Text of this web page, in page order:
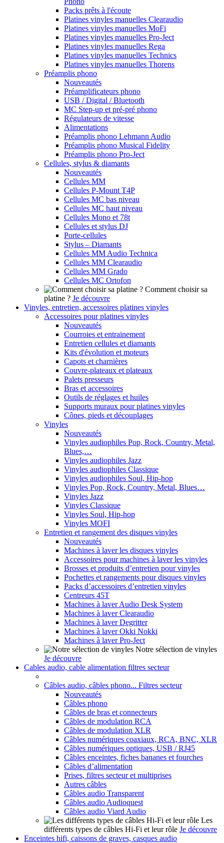
Packs prêts à l'écoute
Platines vinyles manuelles Clearaudio
Platines vinyles manuelles MoFi
Platines vinyles manuelles Pro-Ject
Platines vinyles manuelles Rega
Platines vinyles manuelles Technics
Platines vinyles manuelles Thorens
Préamplis phono
Nouveautés
Préamplificateurs phono
USB / Digital / Bluetooth
MC Step-up et pré-pré phono
Régulateurs de vitesse
Alimentations
Préamplis phono Lehmann Audio
Préamplis phono Musical Fidelity
Préamplis phono Pro-Ject
Cellules, stylus & diamants
Nouveautés
Cellules MM
Cellules P-Mount T4P
Cellules MC bas niveau
Cellules MC haut niveau
Cellules Mono et 78t
Cellules et stylus DJ
Porte-cellules
Stylus – Diamants
Cellules MM Audio Technica
Cellules MM Clearaudio
Cellules MM Grado
Cellules MC Ortofon
Comment choisir sa
platine ? Je découvre
Vinyles, entretien, accessoires platines vinyles
Accessoires pour platines vinyles
Nouveautés
Courroies et entrainement
Entretien cellules et diamants
Kits d'évolution et moteurs
Capots et charnières
Couvre-plateaux et plateaux
Palets presseurs
Bras et accessoires
Outils de réglages et huiles
Supports muraux pour platines vinyles
Cônes, pieds et découplages
Vinyles
Nouveautés
Vinyles audiophiles Pop, Rock, Country, Metal,
Blues,…
Vinyles audiophiles Jazz
Vinyles audiophiles Classique
Vinyles audiophiles Soul, Hip-hop
Vinyles Pop, Rock, Country, Metal, Blues…
Vinyles Jazz
Vinyles Classique
Vinyles Soul, Hip-hop
Vinyles MOFI
Entretien et rangement des disques vinyles
Nouveautés
Machines à laver les disques vinyles
Accessoires pour machines à laver les vinyles
Brosses et produits d’entretien pour vinyles
Pochettes et rangements pour disques vinyles
Packs d’accessoires d’entretien vinyles
Centreurs 45T
Machines à laver Audio Desk System
Machines à laver Clearaudio
Machines à laver Degritter
Machines à laver Okki Nokki
Machines à laver Pro-Ject
Notre sélection de vinyles
Je découvre
Cables audio, cable alimentation filtres secteur
Câbles audio, câbles phono... Filtres secteur
Nouveautés
Câbles phono
Câbles de bras et connecteurs
Câbles de modulation RCA
Câbles de modulation XLR
Câbles numériques coaxiaux, RCA, BNC, XLR
Câbles numériques optiques, USB / RJ45
Câbles enceintes, fiches bananes et fourches
Câbles d’alimentation
Prises, filtres secteur et multiprises
Autres câbles
Câbles audio Transparent
Câbles audio Audioquest
Câbles audio Viard Audio
Les
différents types de câbles Hi-Fi et leur rôle Je découvre
Enceintes hifi, caissons de graves, casques audio